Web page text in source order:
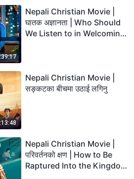
Nepali Christian Movie |
घातक अज्ञानता | Who Should
We Listen to in Welcoming
Nepali Christian Movie |
सङ्कटका बीचमा उठाई लगिनु
Nepali Christian Movie |
परिवर्तनको क्षण | How to Be
Raptured Into the Kingdom